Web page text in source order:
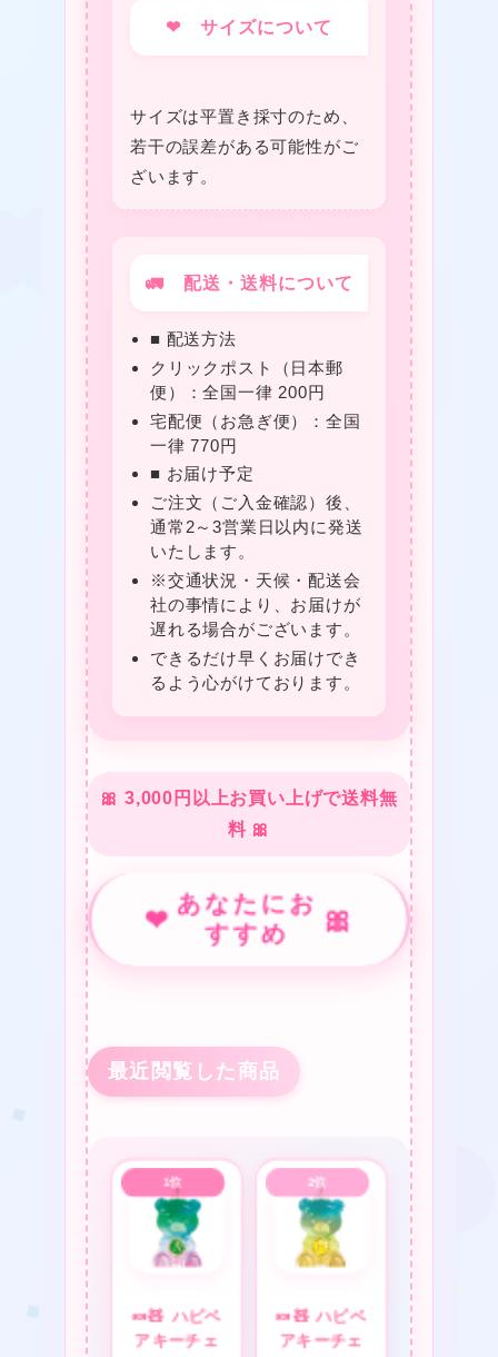
❤ サイズについて
サイズは平置き採寸のため、
若干の誤差がある可能性がご
ざいます。
🚛 配送・送料について
■ 配送方法
クリックポスト（日本郵
便）：全国一律 200円
宅配便（お急ぎ便）：全国
一律 770円
■ お届け予定
ご注文（ご入金確認）後、
通常2～3営業日以内に発送
いたします。
※交通状況・天候・配送会
社の事情により、お届けが
遅れる場合がございます。
できるだけ早くお届けでき
るよう心がけております。
🎀 3,000円以上お買い上げで送料無
料 🎀
❤ あなたにお
すすめ
🎀
最近閲覧した商品
🍬🧸 ハピベ
アキーチェ
🍬🧸 ハピベ
アキーチェ
★
❤
★
❤
❤
❤